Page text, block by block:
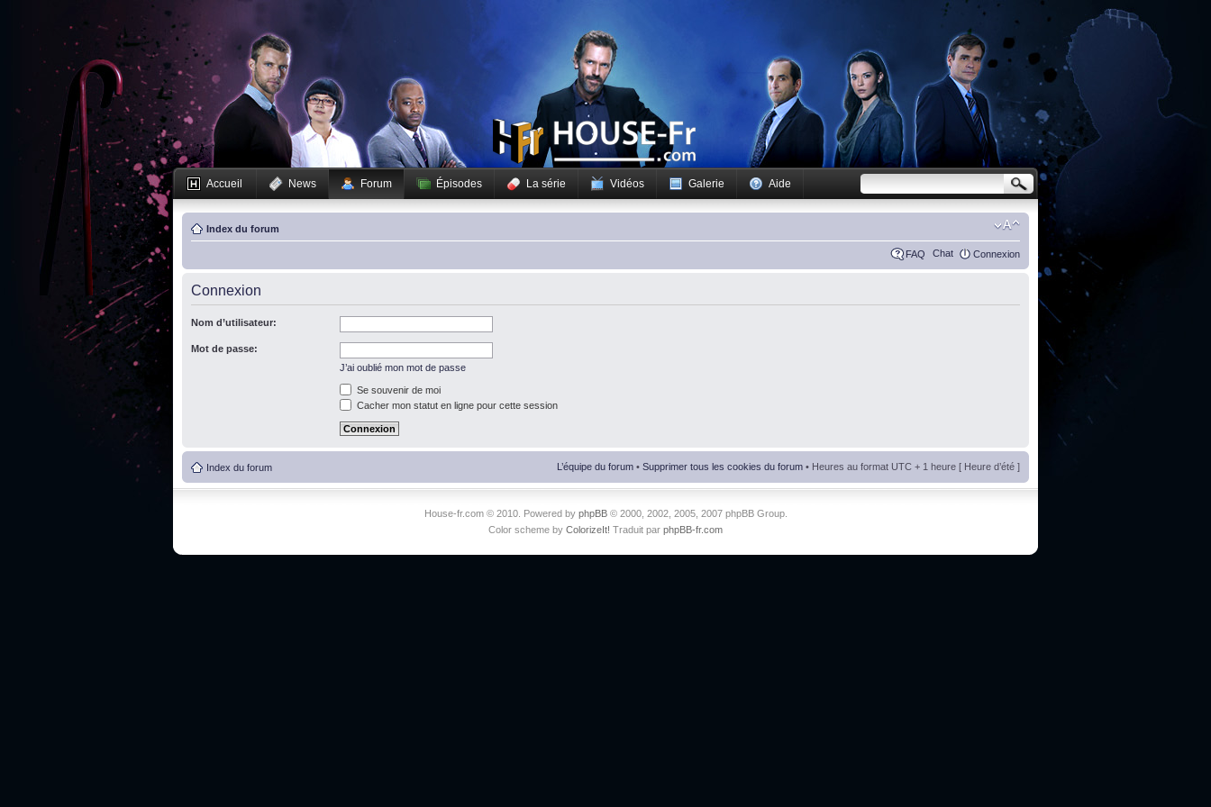
Accueil News Forum Épisodes La série Vidéos Galerie Aide
Index du forum
FAQ Chat Connexion
Connexion
Nom d’utilisateur:
Mot de passe:
J’ai oublié mon mot de passe
Se souvenir de moi
Cacher mon statut en ligne pour cette session
Index du forum L’équipe du forum • Supprimer tous les cookies du forum • Heures au format UTC + 1 heure [ Heure d’été ]
House-fr.com © 2010. Powered by phpBB© 2000, 2002, 2005, 2007 phpBB Group.
Color scheme by ColorizeIt! Traduit par phpBB-fr.com